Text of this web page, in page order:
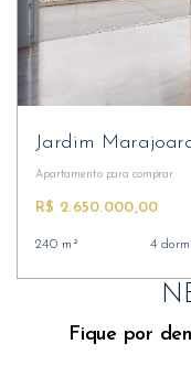
Jardim
Apartamento para comprar
R$ 2.650.000,00
240 m² 4
Fique por